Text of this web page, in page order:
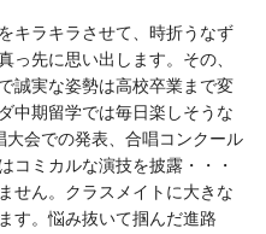
キラキラさせて、時折うなず
っ先に思い出します。その、
誠実な姿勢は高校卒業まで変
中期留学では毎日楽しそうな
会での発表、合唱コンクール
コミカルな演技を披露・・・
せん。クラスメイトに大きな
す。悩み抜いて掴んだ進路